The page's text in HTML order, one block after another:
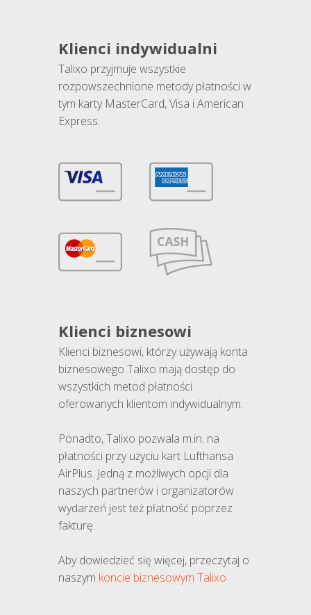
Klienci indywidualni
Talixo przyjmuje wszystkie
rozpowszechnione metody płatności w
tym karty MasterCard, Visa i American
Express.
Klienci biznesowi
Klienci biznesowi, którzy używają konta
biznesowego Talixo mają dostęp do
wszystkich metod płatności
oferowanych klientom indywidualnym.
Ponadto, Talixo pozwala m.in. na
płatności przy użyciu kart Lufthansa
AirPlus. Jedną z możliwych opcji dla
naszych partnerów i organizatorów
wydarzeń jest też płatność poprzez
fakturę.
Aby dowiedzieć się więcej, przeczytaj o
naszym koncie biznesowym Talixo